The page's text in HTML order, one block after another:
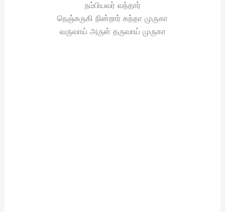
நம்பியவர் வந்தார்
நெஞ்சுருகி நின்றார் கந்தா முருகா
வருவாய் அருள் தருவாய் முருகா